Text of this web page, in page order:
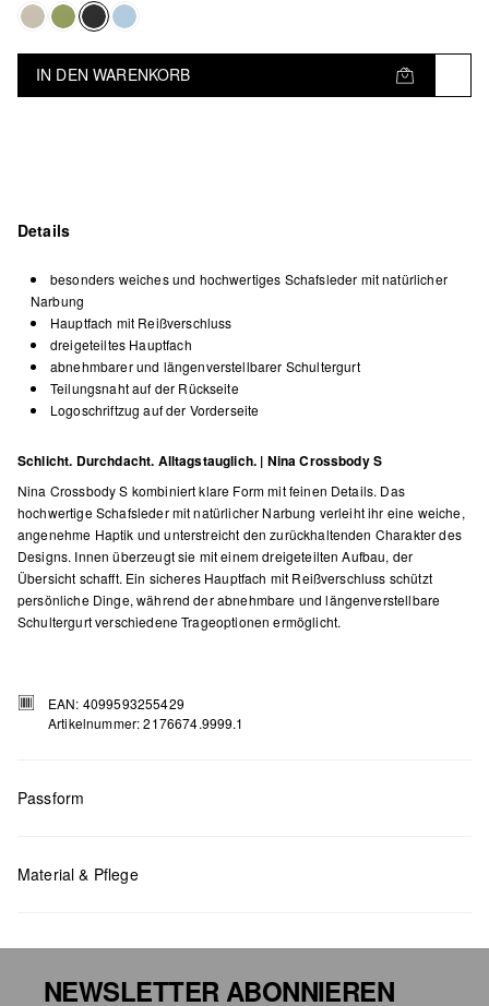
IN DEN WARENKORB
Details
besonders weiches und hochwertiges Schafsleder mit natürlicher
Narbung
Hauptfach mit Reißverschluss
dreigeteiltes Hauptfach
abnehmbarer und längenverstellbarer Schultergurt
Teilungsnaht auf der Rückseite
Logoschriftzug auf der Vorderseite
Schlicht. Durchdacht. Alltagstauglich. | Nina Crossbody S
Nina Crossbody S kombiniert klare Form mit feinen Details. Das
hochwertige Schafsleder mit natürlicher Narbung verleiht ihr eine weiche,
angenehme Haptik und unterstreicht den zurückhaltenden Charakter des
Designs. Innen überzeugt sie mit einem dreigeteilten Aufbau, der
Übersicht schafft. Ein sicheres Hauptfach mit Reißverschluss schützt
persönliche Dinge, während der abnehmbare und längenverstellbare
Schultergurt verschiedene Trageoptionen ermöglicht.
EAN: 4099593255429
Artikelnummer: 2176674.9999.1
Passform
Material & Pflege
NEWSLETTER ABONNIEREN